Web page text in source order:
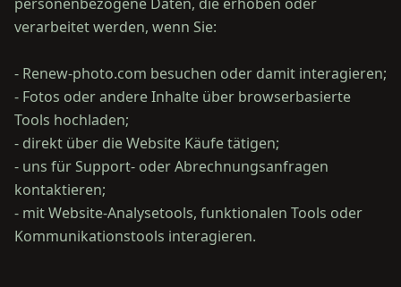
verarbeitet werden, wenn Sie:
- Renew-photo.com besuchen oder damit interagieren;
- Fotos oder andere Inhalte über browserbasierte
Tools hochladen;
- direkt über die Website Käufe tätigen;
- uns für Support- oder Abrechnungsanfragen
kontaktieren;
- mit Website-Analysetools, funktionalen Tools oder